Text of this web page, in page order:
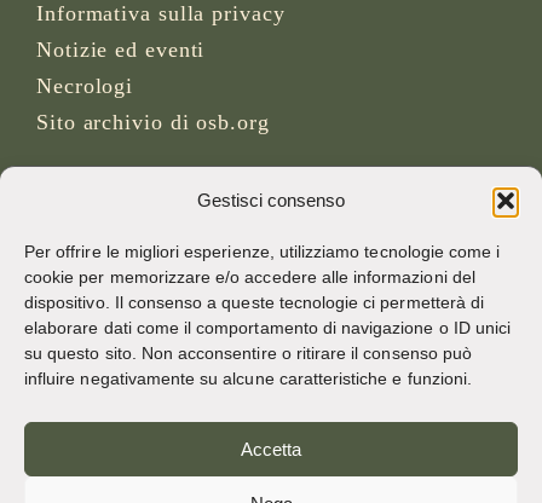
Gestisci consenso
Per offrire le migliori esperienze, utilizziamo tecnologie come i
cookie per memorizzare e/o accedere alle informazioni del
dispositivo. Il consenso a queste tecnologie ci permetterà di
elaborare dati come il comportamento di navigazione o ID unici
su questo sito. Non acconsentire o ritirare il consenso può
influire negativamente su alcune caratteristiche e funzioni.
Accetta
Informativa sulla privacy
Notizie ed eventi
Necrologi
Sito archivio di osb.org
SOCIAL MEDIA
CREDITI
Foto della pagina